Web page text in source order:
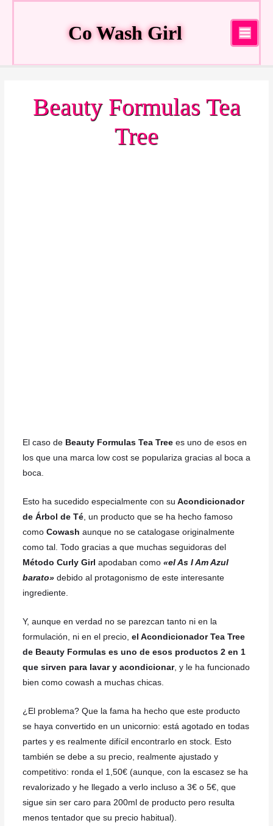
Co Wash Girl
Main
Menu
Beauty Formulas Tea
Tree
El caso deBeauty Formulas Tea Treees uno de esos en
los que una marca low cost se populariza gracias al boca a
boca.
Esto ha sucedido especialmente con su Acondicionador
de Árbol de Té, un producto que se ha hecho famoso
como Cowash aunque no se catalogase originalmente
como tal. Todo gracias a que muchas seguidoras del
Método Curly Girl apodaban como «el As I Am Azul
barato» debido al protagonismo de este interesante
ingrediente.
Y, aunque en verdad no se parezcan tanto ni en la
formulación, ni en el precio, el Acondicionador Tea Tree
de Beauty Formulas es uno de esos productos 2 en 1
que sirven para lavar y acondicionar, y le ha funcionado
bien como cowash a muchas chicas.
¿El problema? Que la fama ha hecho que este producto
se haya convertido en un unicornio: está agotado en todas
partes y es realmente difícil encontrarlo en stock. Esto
también se debe a su precio, realmente ajustado y
competitivo: ronda el 1,50€ (aunque, con la escasez se ha
revalorizado y he llegado a verlo incluso a 3€ o 5€, que
sigue sin ser caro para 200ml de producto pero resulta
menos tentador que su precio habitual).